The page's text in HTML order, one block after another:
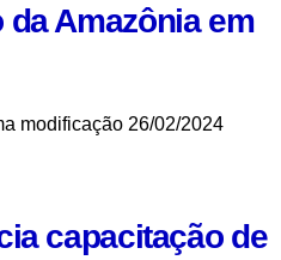
Amazônia em
modificação 26/02/2024
capacitação de